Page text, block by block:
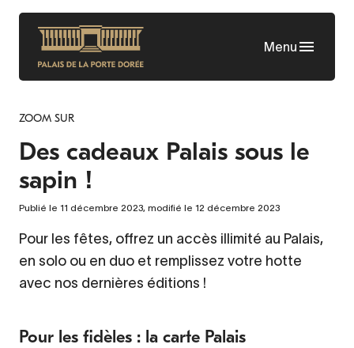
Aller
contenu
principal
Menu
ZOOM SUR
Des cadeaux Palais sous le
sapin !
Publié le 11 décembre 2023, modifié le 12 décembre 2023
Pour les fêtes, offrez un accès illimité au Palais,
en solo ou en duo et remplissez votre hotte
avec nos dernières éditions !
Pour les fidèles : la carte Palais